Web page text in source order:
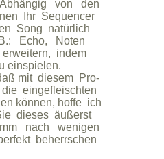
von   den
Ihr  Sequencer
Song  natürlich
Echo,   Noten
indem
einspielen.
mit  diesem  Pro-
eingefleischten
können, hoffe  ich
dieses  äußerst
nach   wenigen
beherrschen